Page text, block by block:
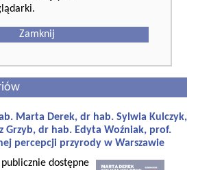
Zamknij
Marta Derek, dr hab. Sylwia Kulczyk,
Grzyb, dr hab. Edyta Woźniak, prof.
percepcji przyrody w Warszawie
dostępne